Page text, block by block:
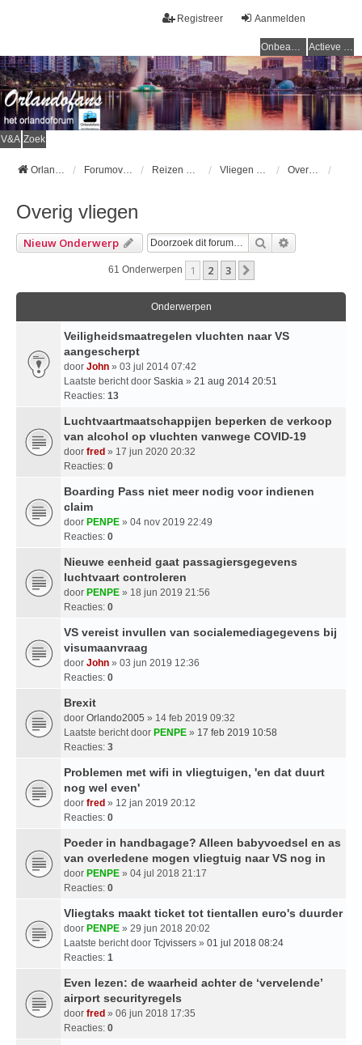
Aanmelden
Registreer
Onbeantwoorde onderwerpen Actieve onderwerpen
V&A Zoek
Orlandofans Homepage Forumoverzicht Reizen & vervoer Vliegen naar Orlando Overig vliegen
Overig vliegen
Nieuw Onderwerp Zoek
61 Onderwerpen 1 2 3
Onderwerpen
Veiligheidsmaatregelen vluchten naar VS
aangescherpt
door John » 03 jul 2014 07:42
Laatste bericht door Saskia » 21 aug 2014 20:51
Reacties: 13
Luchtvaartmaatschappijen beperken de verkoop
van alcohol op vluchten vanwege COVID-19
door fred » 17 jun 2020 20:32
Reacties: 0
Boarding Pass niet meer nodig voor indienen
claim
door PENPE » 04 nov 2019 22:49
Reacties: 0
Nieuwe eenheid gaat passagiersgegevens
luchtvaart controleren
door PENPE » 18 jun 2019 21:56
Reacties: 0
VS vereist invullen van socialemediagegevens bij
visumaanvraag
door John » 03 jun 2019 12:36
Reacties: 0
Brexit
door Orlando2005 » 14 feb 2019 09:32
Laatste bericht door PENPE » 17 feb 2019 10:58
Reacties: 3
Problemen met wifi in vliegtuigen, 'en dat duurt
nog wel even'
door fred » 12 jan 2019 20:12
Reacties: 0
Poeder in handbagage? Alleen babyvoedsel en as
van overledene mogen vliegtuig naar VS nog in
door PENPE » 04 jul 2018 21:17
Reacties: 0
Vliegtaks maakt ticket tot tientallen euro's duurder
door PENPE » 29 jun 2018 20:02
Laatste bericht door Tcjvissers » 01 jul 2018 08:24
Reacties: 1
Even lezen: de waarheid achter de ‘vervelende’
airport securityregels
door fred » 06 jun 2018 17:35
Reacties: 0